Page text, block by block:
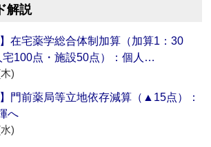
解説
在宅薬学総合体制加算（加算1：30
宅100点・施設50点）：個人…
)
門前薬局等立地依存減算（▲15点）：
へ
)